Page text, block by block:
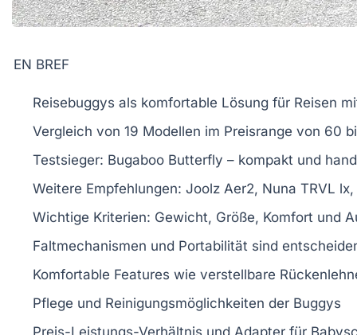
EN BREF
Reisebuggys als komfortable Lösung für Reisen
Vergleich von 19 Modellen im Preisrange von 60
Testsieger: Bugaboo Butterfly – kompakt und
Weitere Empfehlungen: Joolz Aer2, Nuna TRVL lx,
Wichtige Kriterien: Gewicht, Größe, Komfort und
Faltmechanismen und Portabilität sind
Komfortable Features wie verstellbare
Pflege und Reinigungsmöglichkeiten der Buggys
Preis-Leistungs-Verhältnis und Adapter für